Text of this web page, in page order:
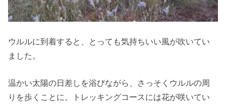
ウルルに到着すると、とっても気持ちいい風が吹いてい
ました。
温かい太陽の日差しを浴びながら、さっそくウルルの周
りを歩くことに。トレッキングコースには花が咲いてい